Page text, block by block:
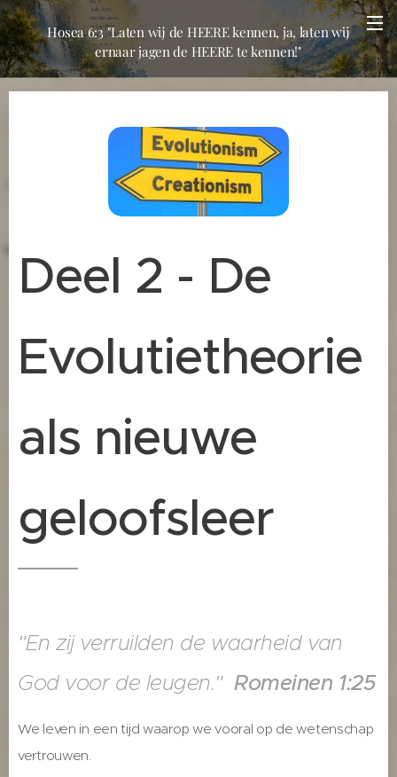
Hosea 6:3 "Laten wij de HEERE kennen, ja, laten wij
ernaar jagen de HEERE te kennen!"
Deel 2 - De
Evolutietheorie
als nieuwe
geloofsleer
"En zij verruilden de waarheid van
God voor de leugen."Romeinen 1:25
We leven in een tijd waarop we vooral op de wetenschap
vertrouwen.